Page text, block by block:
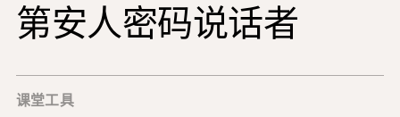
培训班
研究所
教学研究技能
为 NHD 学生提供建议
第安人密码说话者
课堂工具